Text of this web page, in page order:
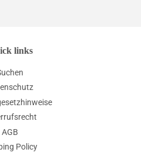
links
AGB
Policy